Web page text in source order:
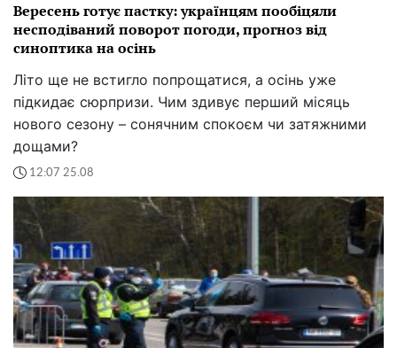
Вересень готує пастку: українцям пообіцяли
несподіваний поворот погоди, прогноз від
синоптика на осінь
Літо ще не встигло попрощатися, а осінь уже
підкидає сюрпризи. Чим здивує перший місяць
нового сезону – сонячним спокоєм чи затяжними
дощами?
12:07 25.08